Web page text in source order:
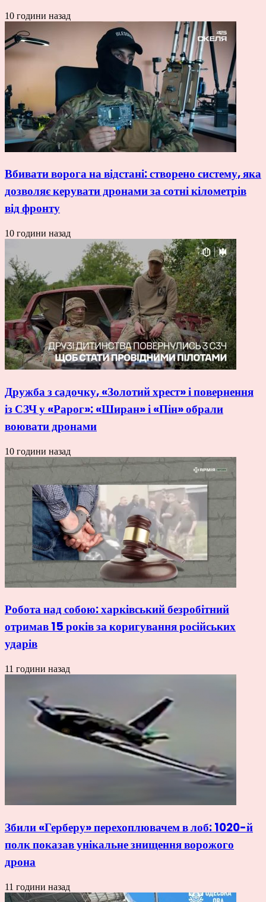
10 години назад
Вбивати ворога на відстані: створено систему, яка
дозволяє керувати дронами за сотні кілометрів
від фронту
10 години назад
Дружба з садочку, «Золотий хрест» і повернення
із СЗЧ у «Рарог»: «Ширан» і «Пін» обрали
воювати дронами
10 години назад
Робота над собою: харківський безробітний
отримав 15 років за коригування російських
ударів
11 години назад
Збили «Герберу» перехоплювачем в лоб: 1020-й
полк показав унікальне знищення ворожого
дрона
11 години назад